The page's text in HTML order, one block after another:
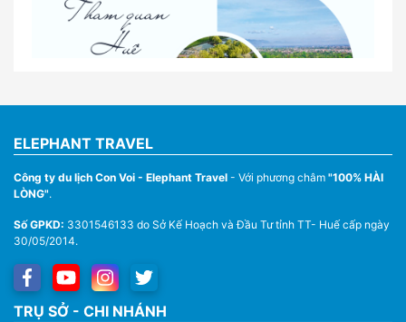
Nhà Xe Con Voi – Dịch Vụ Cho Thuê Xe Từ Huế,
Sân Bay Phú Bài Đi Thánh Địa La Vang
Thuê Xe Du Lịch Tại Huế – Từ 4 Chỗ Đến 45 Chỗ
ELEPHANT TRAVEL
Công ty du lịch Con Voi - Elephant Travel - Với phương châm "100% HÀI
LÒNG".
Số GPKD: 3301546133 do Sở Kế Hoạch và Đầu Tư tỉnh TT- Huế cấp ngày
30/05/2014.
TRỤ SỞ - CHI NHÁNH